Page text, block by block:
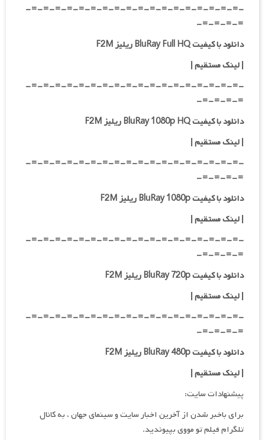
-=-=-=-=-=-=-=-=-=-=-=-=-=-=-=-=-=-=-
=-=-=-=-
دانلود با کیفیت BluRay Full HQ ریلیز F2M
|لینک مستقیم|
-=-=-=-=-=-=-=-=-=-=-=-=-=-=-=-=-=-=-
=-=-=-=-
دانلود با کیفیت BluRay 1080p HQ ریلیز F2M
|لینک مستقیم|
-=-=-=-=-=-=-=-=-=-=-=-=-=-=-=-=-=-=-
=-=-=-=-
دانلود با کیفیت BluRay 1080p ریلیز F2M
|لینک مستقیم|
-=-=-=-=-=-=-=-=-=-=-=-=-=-=-=-=-=-=-
=-=-=-=-
دانلود با کیفیت BluRay 720p ریلیز F2M
| لینک مستقیم|
-=-=-=-=-=-=-=-=-=-=-=-=-=-=-=-=-=-=-
=-=-=-=-
دانلود با کیفیت BluRay 480p ریلیز F2M
| لینک مستقیم|
پیشنهادات سایت:
برای باخبر شدن از آخرین اخبار سایت و سینمای جهان ، به کانال
تلگرام فیلم تو مووی بپیوندید.